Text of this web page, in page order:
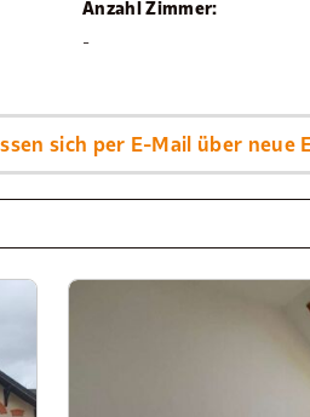
Anzahl Zimmer:
-
sich per E-Mail über neue